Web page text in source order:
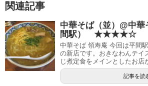
関連記事
中華そば（並）@中
間駅） ★★★★☆
中華そば 領寿庵 今回は平間
の新店です。おきなわんテイ
じ煮定食をメインとしたお店
記事を読